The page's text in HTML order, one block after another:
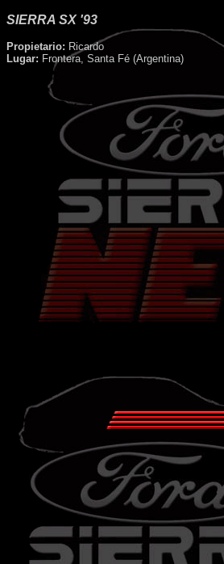
SIERRA SX '93
Propietario: Ricardo
Lugar: Frontera, Santa Fé (Argentina)